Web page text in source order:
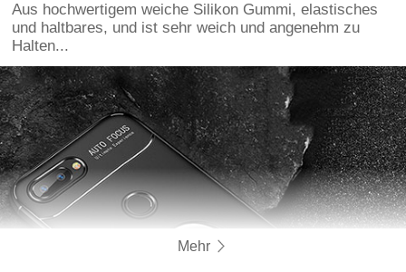
Aus hochwertigem weiche Silikon Gummi, elastisches
und haltbares, und ist sehr weich und angenehm zu
Halten...
Mehr